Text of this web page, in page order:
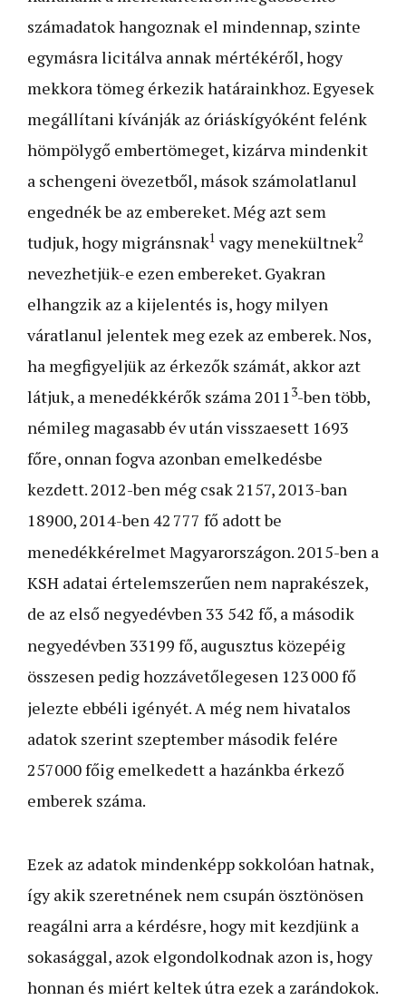
számadatok hangoznak el mindennap, szinte
egymásra licitálva annak mértékéről, hogy
mekkora tömeg érkezik határainkhoz. Egyesek
megállítani kívánják az óriáskígyóként felénk
hömpölygő embertömeget, kizárva mindenkit
a schengeni övezetből, mások számolatlanul
engednék be az embereket. Még azt sem
tudjuk, hogy migránsnak1 vagy menekültnek2
nevezhetjük-e ezen embereket. Gyakran
elhangzik az a kijelentés is, hogy milyen
váratlanul jelentek meg ezek az emberek. Nos,
ha megfigyeljük az érkezők számát, akkor azt
látjuk, a menedékkérők száma 20113-ben több,
némileg magasabb év után visszaesett 1693
főre, onnan fogva azonban emelkedésbe
kezdett. 2012-ben még csak 2157, 2013-ban
18900, 2014-ben 42 777 fő adott be
menedékkérelmet Magyarországon. 2015-ben a
KSH adatai értelemszerűen nem naprakészek,
de az első negyedévben 33 542 fő, a második
negyedévben 33199 fő, augusztus közepéig
összesen pedig hozzávetőlegesen 123000 fő
jelezte ebbéli igényét. A még nem hivatalos
adatok szerint szeptember második felére
257000 főig emelkedett a hazánkba érkező
emberek száma.
Ezek az adatok mindenképp sokkolóan hatnak,
így akik szeretnének nem csupán ösztönösen
reagálni arra a kérdésre, hogy mit kezdjünk a
sokasággal, azok elgondolkodnak azon is, hogy
honnan és miért keltek útra ezek a zarándokok.